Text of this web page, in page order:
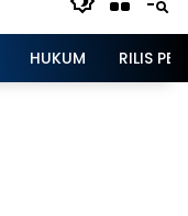
HUKUM RILIS